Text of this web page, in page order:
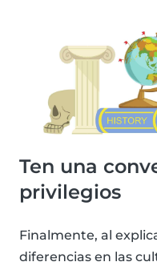
Ten una
privilegios
Finalmente, al
diferencias en las